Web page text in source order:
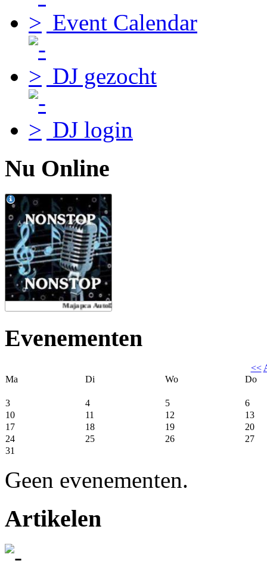
Event Calendar
DJ gezocht
DJ login
Nu Online
Evenementen
<<
Ma
Di Wo Do
3 4 5
6
10
11 12
13
17
18 19
20
24
25 26
27
31
Geen evenementen.
Artikelen